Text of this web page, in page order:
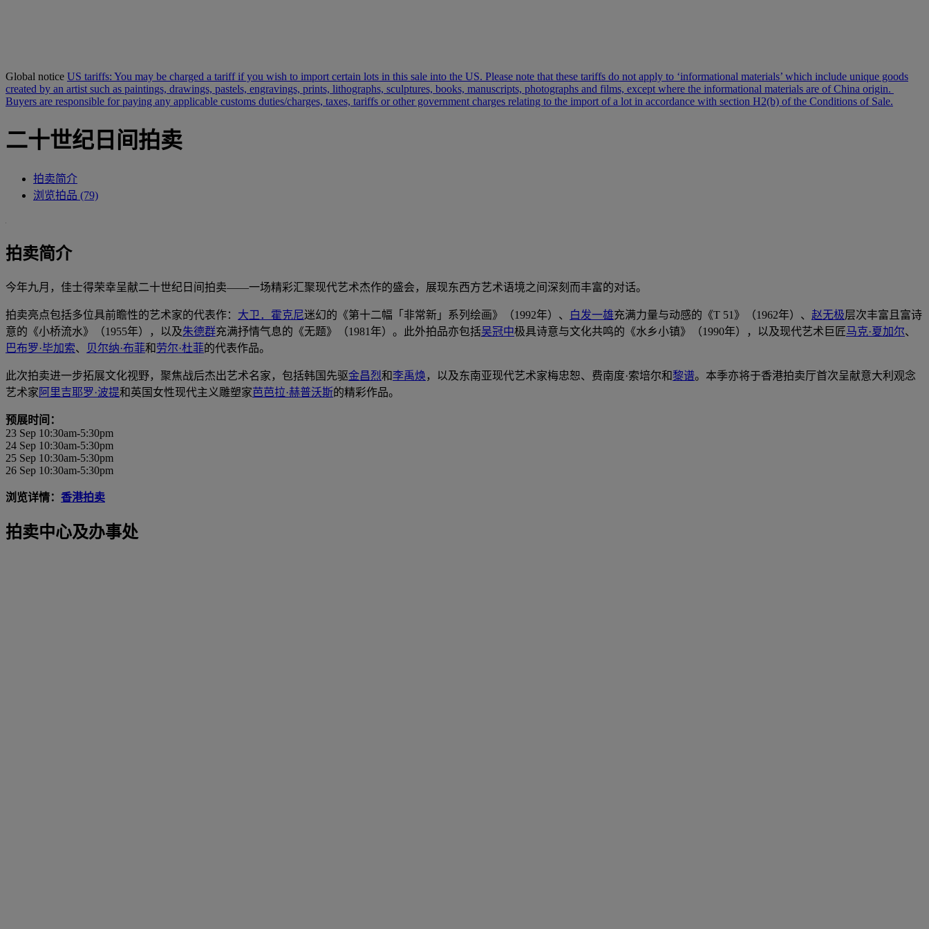
Global notice US tariffs: You may be charged a tariff if you wish to import certain lots in this sale into the US. Please note that these tariffs do not apply to ‘informational materials’ which include unique goods
created by an artist such as paintings, drawings, pastels, engravings, prints, lithographs, sculptures, books, manuscripts, photographs and films, except where the informational materials are of China origin.
Buyers are responsible for paying any applicable customs duties/charges, taxes, tariffs or other government charges relating to the import of a lot in accordance with section H2(b) of the Conditions of Sale.
二十世纪日间拍卖
拍卖简介
浏览拍品 (79)
拍卖简介
今年九月，佳士得荣幸呈献二十世纪日间拍卖——一场精彩汇聚现代艺术杰作的盛会，展现东西方艺术语境之间深刻而丰富的对话。
拍卖亮点包括多位具前瞻性的艺术家的代表作： 大卫．霍克尼迷幻的《第十二幅「非常新」系列绘画》（1992年）、 白发一雄充满力量与动感的《T 51》（1962年）、 赵无极层次丰富且富诗
意的《小桥流水》（1955年），以及朱德群充满抒情气息的《无题》（1981年）。此外拍品亦包括吴冠中极具诗意与文化共鸣的《水乡小镇》（1990年），以及现代艺术巨匠马克·夏加尔、
巴布罗·毕加索、 贝尔纳·布菲和劳尔·杜菲的代表作品。
此次拍卖进一步拓展文化视野，聚焦战后杰出艺术名家，包括韩国先驱金昌烈和李禹焕 ，以及东南亚现代艺术家梅忠恕、费南度·索培尔和黎谱。本季亦将于香港拍卖厅首次呈献意大利观念
艺术家 阿里吉耶罗·波提和英国女性现代主义雕塑家芭芭拉·赫普沃斯的精彩作品。
预展时间：
23 Sep 10:30am-5:30pm
24 Sep 10:30am-5:30pm
25 Sep 10:30am-5:30pm
26 Sep 10:30am-5:30pm
浏览详情： 香港拍卖
拍卖中心及办事处